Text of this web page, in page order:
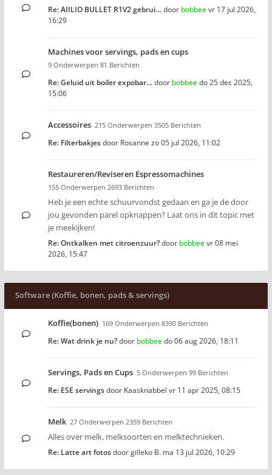
Re: AIILIO BULLET R1V2 gebrui… door bobbeevr 17 jul 2026,
16:29
Machines voor servings, pads en cups
9 Onderwerpen 81 Berichten
Re: Geluid uit boiler expobar… door bobbeedo 25 dec 2025,
15:06
Accessoires 215 Onderwerpen 3505 Berichten
Re: Filterbakjesdoor Rosanne zo 05 jul 2026, 11:02
Restaureren/Reviseren Espressomachines
155 Onderwerpen 2693 Berichten
Heb je een echte schuurvondst gedaan en ga je de door
jou gevonden parel opknappen? Laat ons in dit topic met
je meekijken!
Re: Ontkalken met citroenzuur?door bobbeevr 08 mei
2026, 15:47
Software (Koffie, bonen, pads & servings)
Koffie(bonen) 169 Onderwerpen 8390 Berichten
Re: Wat drink je nu?door bobbeedo 06 aug 2026, 18:11
Servings, Pads en Cups 5 Onderwerpen 99 Berichten
Re: ESE servingsdoor Kaasknabbel vr 11 apr 2025, 08:15
Melk 27 Onderwerpen 2359 Berichten
Alles over melk, melksoorten en melktechnieken.
Re: Latte art fotosdoorgilleko B. ma 13 jul 2026, 10:29